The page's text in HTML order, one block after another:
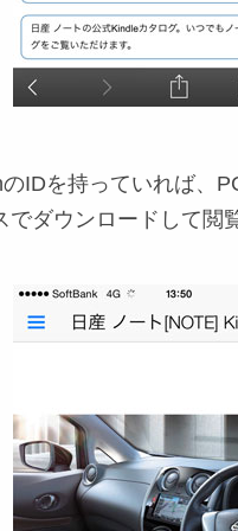
IDを持っていれば、
ダウンロードして閲